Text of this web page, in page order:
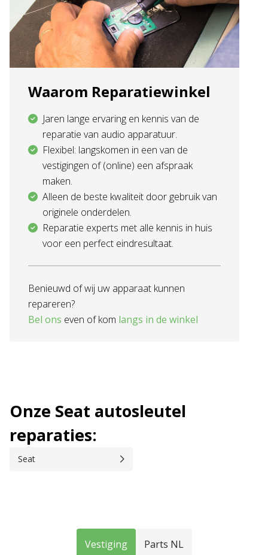
Waarom Reparatiewinkel
Jaren lange ervaring en kennis van de
reparatie van audio apparatuur.
Flexibel: langskomen in een van de
vestigingen of (online) een afspraak
maken.
Alleen de beste kwaliteit door gebruik van
originele onderdelen.
Reparatie experts met alle kennis in huis
voor een perfect eindresultaat.
Benieuwd of wij uw apparaat kunnen
repareren?
Bel ons even of kom langs in de winkel
Onze Seat autosleutel
reparaties:
Seat
Vestiging Parts NL